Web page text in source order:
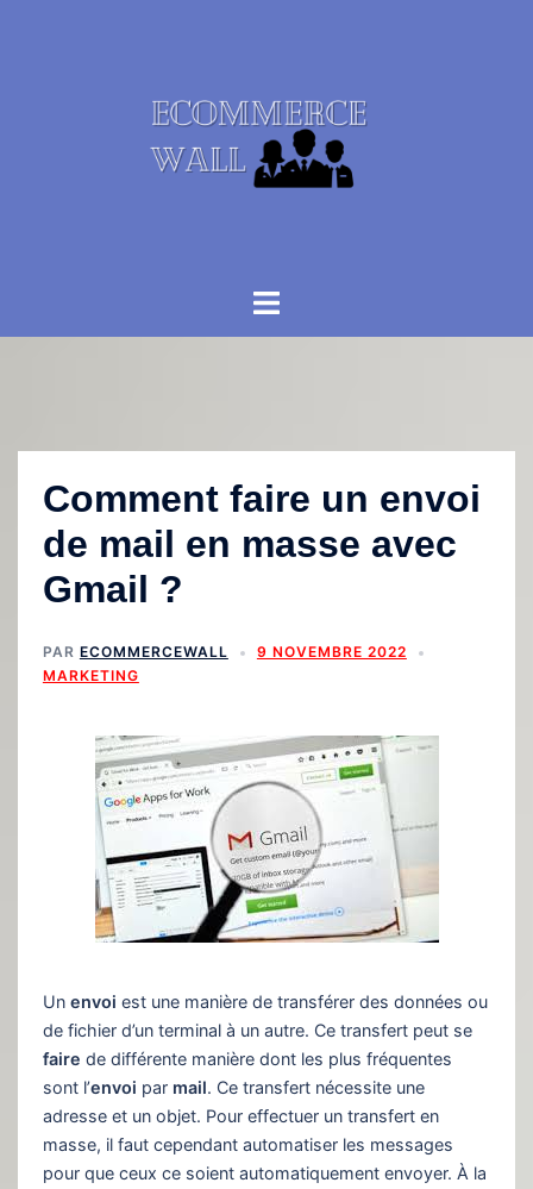
Ouvrir/fermer
Comment faire un envoi
de mail en masse avec
Gmail ?
PAR ECOMMERCEWALL
9 NOVEMBRE 2022
MARKETING
Un envoi est une manière de transférer des données ou
de fichier d’un terminal à un autre. Ce transfert peut se
faire de différente manière dont les plus fréquentes
sont l’envoi par mail. Ce transfert nécessite une
adresse et un objet. Pour effectuer un transfert en
masse, il faut cependant automatiser les messages
pour que ceux ce soient automatiquement envoyer. À la